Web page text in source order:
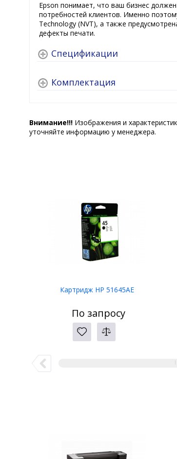
Epson понимает, что ваш бизнес
потребностей клиентов. Именно
Technology (NVT), а также
дефекты печати.
Спецификации
Комплектация
Внимание!!! Изображения и
уточняйте информацию у менеджера.
Картридж HP 51645AE
По запросу